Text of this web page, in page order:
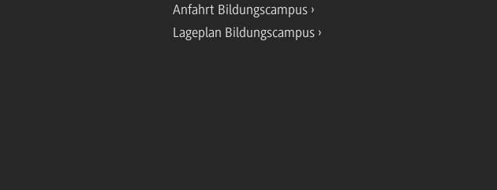
Anfahrt Bildungscampus
Lageplan Bildungscampus